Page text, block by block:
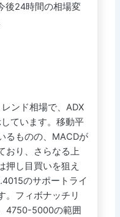
後24時間の相場変
ンド相場で、ADX
ています。移動平
るものの、MACDが
おり、さらなる上
押し目買いを狙え
のサポートライ
。フィボナッチリ
4750-5000の範囲